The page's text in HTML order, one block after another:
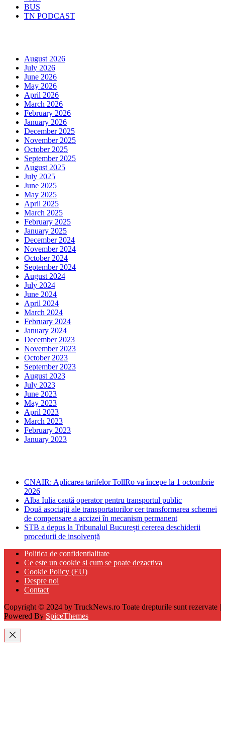
BUS
TN PODCAST
August 2026
July 2026
June 2026
May 2026
April 2026
March 2026
February 2026
January 2026
December 2025
November 2025
October 2025
September 2025
August 2025
July 2025
June 2025
May 2025
April 2025
March 2025
February 2025
January 2025
December 2024
November 2024
October 2024
September 2024
August 2024
July 2024
June 2024
April 2024
March 2024
February 2024
January 2024
December 2023
November 2023
October 2023
September 2023
August 2023
July 2023
June 2023
May 2023
April 2023
March 2023
February 2023
January 2023
CNAIR: Aplicarea tarifelor TollRo va începe la 1 octombrie
2026
Alba Iulia caută operator pentru transportul public
Două asociații ale transportatorilor cer transformarea schemei
de compensare a accizei în mecanism permanent
STB a depus la Tribunalul București cererea deschiderii
procedurii de insolvență
Politica de confidentialitate
Ce este un cookie si cum se poate dezactiva
Cookie Policy (EU)
Despre noi
Contact
Copyright © 2024 by TruckNews.ro Toate drepturile sunt rezervate |
Powered By SpiceThemes